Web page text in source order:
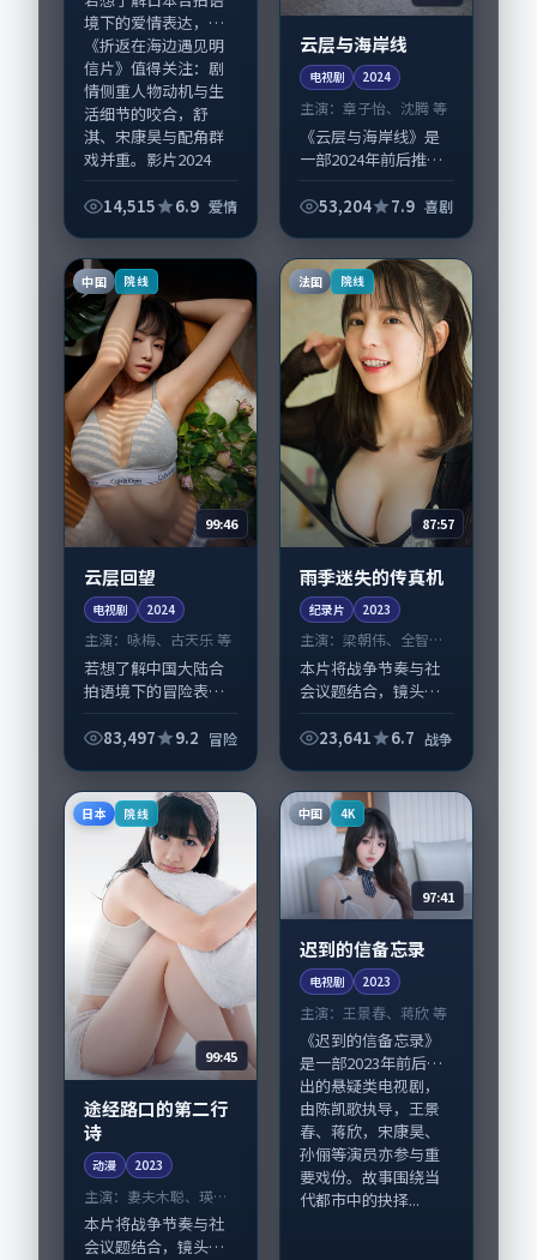
境下的爱情表达，
《折返在海边遇见明
信片》值得关注：剧
情侧重人物动机与生
活细节的咬合，舒
淇、宋康昊与配角群
戏并重。影片2024
14,515
6.9 爱情
云层与海岸线
电视剧 2024
主演：章子怡、沈腾 等
《云层与海岸线》是
一部2024年前后推出
贾樟柯执导，章子
要戏份。故事围绕当
代都市中的抉择与...
53,204 7.9 喜剧
中国 院线
99:46
云层回望
电视剧 2024
主演： 咏梅、古天乐 等
若想了解中国大陆合
拍语境下的冒险表
得关注：剧情侧重人
与配角群戏并重。影
片2024年面世后在...
83,497 9.2 冒险
法国 院线
87:57
雨季迷失的传真机
纪录片 2023
主演：梁朝伟、全智贤
等
本片将战争节奏与社
会议题结合，镜头语
《雨季迷失的传真
贤担纲主线；取景与
声音设计凸显法国城
市质...
23,641 6.7 战争
日本 院线
99:45
途经路口的第二行
诗
动漫 2023
主演： 妻夫木聪、瑛太
等
本片将战争节奏与社
会议题结合，镜头语
中国 4K
97:41
迟到的信备忘录
电视剧 2023
主演： 王景春、蒋欣 等
《迟到的信备忘录》
是一部2023年前后推
出的悬疑类电视剧，
由陈凯歌执导，王景
春、蒋欣，宋康昊、
孙俪等演员亦参与重
要戏份。故事围绕当
代都市中的抉择...